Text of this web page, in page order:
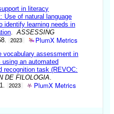
in literacy
Use of natural language
identify learning needs in
.ASSESSING
2023 PlumX Metrics
vocabulary assessment in
using an automated
recognition task (REVOC:
DE FILOLOGIA
2023 PlumX Metrics